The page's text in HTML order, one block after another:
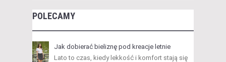
POLECAMY
Jak dobierać bieliznę pod kreacje letnie
Lato to czas, kiedy lekkość i komfort stają się